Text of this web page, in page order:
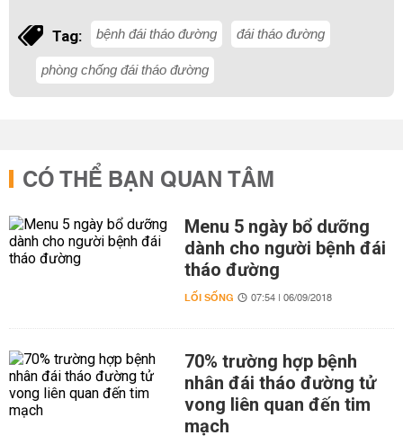
Tag: bệnh đái tháo đường đái tháo đường
phòng chống đái tháo đường
CÓ THỂ BẠN QUAN TÂM
Menu 5 ngày bổ dưỡng
dành cho người bệnh đái
tháo đường
LỐI SỐNG 07:54 | 06/09/2018
70% trường hợp bệnh
nhân đái tháo đường tử
vong liên quan đến tim
mạch